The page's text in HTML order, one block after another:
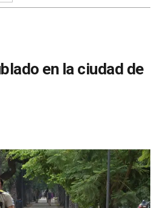
en la ciudad de